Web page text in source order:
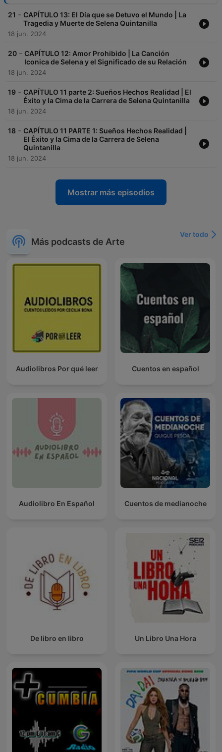
21 - CAPÍTULO 13: El Día que se Detuvo el Mundo | La
Tragedia y Muerte de Selena Quintanilla
18 jun. 2024
20 - CAPÍTULO 12: Amor Prohibido | La Canción
Iconica de Selena y el Significado de su Relación
18 jun. 2024
19 - CAPÍTULO 11 parte 2: Sueños Hechos Realidad | El
Éxito y la Cima de la Carrera de Selena Quintanilla
18 jun. 2024
18 - CAPÍTULO 11 PARTE 1: Sueños Hechos Realidad |
El Éxito y la Cima de la Carrera de Selena
Quintanilla
18 jun. 2024
Mostrar más episodios
Más podcasts de Arte
Ver todo
Audiolibros Por qué leer Cuentos en español
Audiolibro En Español Cuentos de medianoche
De libro en libro Un Libro Una Hora